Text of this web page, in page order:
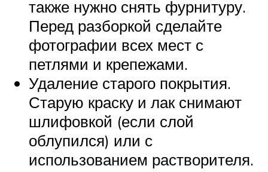
также нужно снять фурнитуру.
Перед разборкой сделайте
фотографии всех мест с
петлями и крепежами.
Удаление старого покрытия.
Старую краску и лак снимают
шлифовкой (если слой
облупился) или с
использованием растворителя.